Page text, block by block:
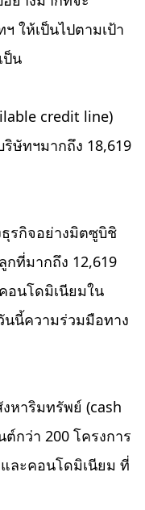
ให้เป็นไปตามเป้า
ป็น
credit line)
ริษัทฯมากถึง 18,619
รกิจอย่างมิตซูบิชิ
กที่มากถึง 12,619
อนโดมิเนียมใน
นนี้ความร่วมมือทาง
หาริมทรัพย์ (cash
กว่า 200 โครงการ
ละคอนโดมิเนียม ที่